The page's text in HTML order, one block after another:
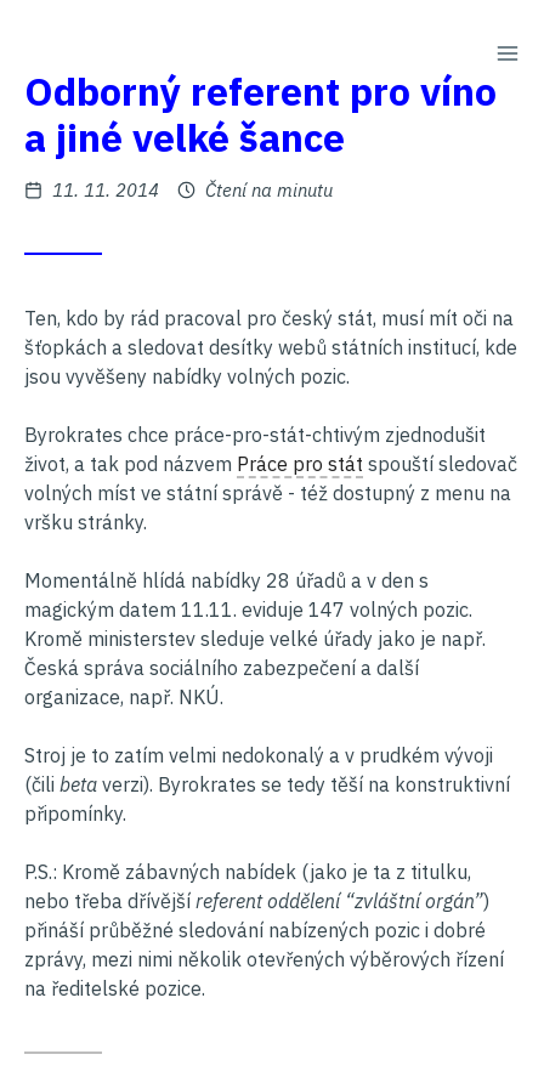
obsahOdborný referent pro víno
a jiné velké šance
Zveřejněno
11. 11. 2014 Čtení na minutu
Ten, kdo by rád pracoval pro český stát, musí mít oči na
šťopkách a sledovat desítky webů státních institucí, kde
jsou vyvěšeny nabídky volných pozic.
Byrokrates chce práce-pro-stát-chtivým zjednodušit
život, a tak pod názvem Práce pro stát spouští sledovač
volných míst ve státní správě - též dostupný z menu na
vršku stránky.
Momentálně hlídá nabídky 28 úřadů a v den s
magickým datem 11.11. eviduje 147 volných pozic.
Kromě ministerstev sleduje velké úřady jako je např.
Česká správa sociálního zabezpečení a další
organizace, např. NKÚ.
Stroj je to zatím velmi nedokonalý a v prudkém vývoji
(čili beta verzi). Byrokrates se tedy těší na konstruktivní
připomínky.
P.S.: Kromě zábavných nabídek (jako je ta z titulku,
nebo třeba dřívější referent oddělení “zvláštní orgán”)
přináší průběžné sledování nabízených pozic i dobré
zprávy, mezi nimi několik otevřených výběrových řízení
na ředitelské pozice.